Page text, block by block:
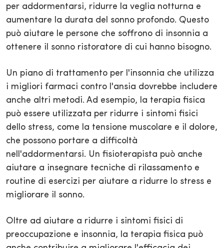
per addormentarsi, ridurre la veglia notturna e
aumentare la durata del sonno profondo. Questo
può aiutare le persone che soffrono di insonnia a
ottenere il sonno ristoratore di cui hanno bisogno.
Un piano di trattamento per l'insonnia che utilizza
i migliori farmaci contro l'ansia dovrebbe includere
anche altri metodi. Ad esempio, la terapia fisica
può essere utilizzata per ridurre i sintomi fisici
dello stress, come la tensione muscolare e il dolore,
che possono portare a difficoltà
nell'addormentarsi. Un fisioterapista può anche
aiutare a insegnare tecniche di rilassamento e
routine di esercizi per aiutare a ridurre lo stress e
migliorare il sonno.
Oltre ad aiutare a ridurre i sintomi fisici di
preoccupazione e insonnia, la terapia fisica può